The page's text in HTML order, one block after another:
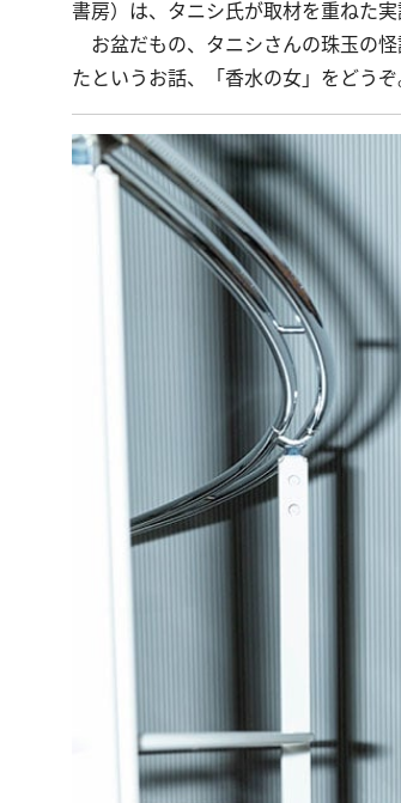
書房）は、タニシ氏が取材を重ねた
お盆だもの、タニシさんの珠玉の
たというお話、「香水の女」をどうぞ